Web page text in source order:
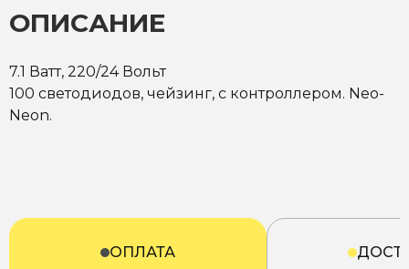
ОПИСАНИЕ
7.1 Ватт, 220/24 Вольт
100 светодиодов, чейзинг, с контроллером. Neo-
Neon.
ОПЛАТА